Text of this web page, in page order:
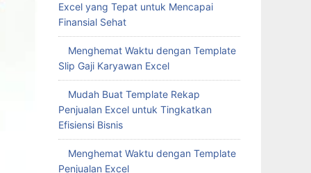
Excel yang Tepat untuk Mencapai
Finansial Sehat
Menghemat Waktu dengan Template
Slip Gaji Karyawan Excel
Mudah Buat Template Rekap
Penjualan Excel untuk Tingkatkan
Efisiensi Bisnis
Menghemat Waktu dengan Template
Penjualan Excel